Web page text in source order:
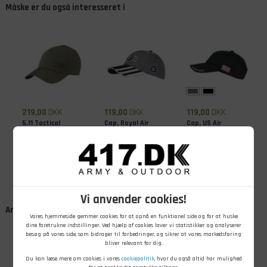
Vi anvender cookies!
Vores hjemmeside gemmer cookies for at opnå en funktionel side og for at huske
dine foretrukne indstillinger. Ved hjælp af cookies laver vi statistikker og analyserer
besøg på vores side, som bidrager til forbedringer, og sikrer at vores markedsføring
bliver relevant for dig.
Du kan læse mere om cookies i vores cookiepolitik, hvor du også altid har mulighed
Måske er du også interesseret i
219,00 DKK
5.11 Tactical
119,00 DKK
Cap, Royal Air
På lager - Køb nu
119,00 DKK
Cap, US Air
Andre kunder købte også